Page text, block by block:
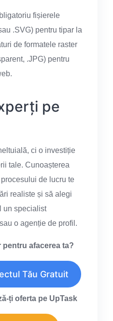
fișierele
.SVG) pentru tipar la
de formatele raster
.JPG) pentru
pe
ci o investiție
tale. Cunoașterea
de lucru te
realiste și să alegi
un specialist
o agenție de profil.
afacerea ta?
Tău Gratuit
ți oferta pe UpTask